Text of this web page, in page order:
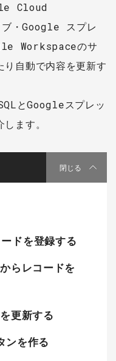
Cloud
・Google スプレ
Workspaceのサ
り自動で内容を更新す
とGoogleスプレッ
ます。
閉じる
ドを登録する
らレコードを
更新する
ンを作る